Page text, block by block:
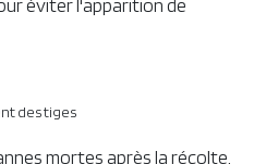
de croissance afin de
(qui porteront des fruits
la conduite de la